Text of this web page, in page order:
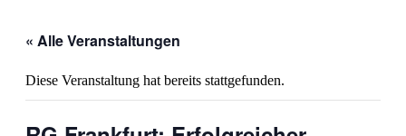
« Alle Veranstaltungen
Diese Veranstaltung hat bereits stattgefunden.